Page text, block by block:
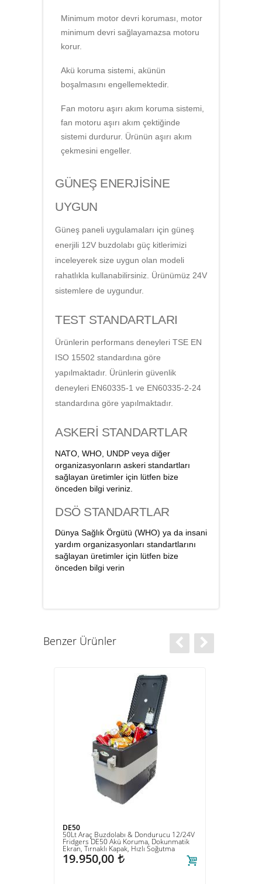
Minimum motor devri koruması, motor
minimum devri sağlayamazsa motoru
korur.
Akü koruma sistemi, akünün
boşalmasını engellemektedir.
Fan motoru aşırı akım koruma sistemi,
fan motoru aşırı akım çektiğinde
sistemi durdurur. Ürünün aşırı akım
çekmesini engeller.
GÜNEŞ ENERJİSİNE
UYGUN
Güneş paneli uygulamaları için güneş
enerjili 12V buzdolabı güç kitlerimizi
inceleyerek size uygun olan modeli
rahatlıkla kullanabilirsiniz. Ürünümüz 24V
sistemlere de uygundur.
TEST STANDARTLARI
Ürünlerin performans deneyleri TSE EN
ISO 15502 standardına göre
yapılmaktadır. Ürünlerin güvenlik
deneyleri EN60335-1 ve EN60335-2-24
standardına göre yapılmaktadır.
ASKERİ STANDARTLAR
NATO, WHO, UNDP veya diğer
organizasyonların askeri standartları
sağlayan üretimler için lütfen bize
önceden bilgi veriniz.
DSÖ STANDARTLAR
Dünya Sağlık Örgütü (WHO) ya da insani
yardım organizasyonları standartlarını
sağlayan üretimler için lütfen bize
önceden bilgi verin
Benzer Ürünler
Buzdolabı & Dondurucu 12/24V
DE50 Akü Koruma, Dokunmatik
Tırnaklı Kapak, Hızlı Soğutma
142Lt Tekne-Yat/Karavan
Dondurucu 12/24v DC DE142
Hacim, Cam Raflar, Hızlı
57.500,00